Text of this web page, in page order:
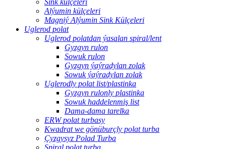
Alýumin külçeleri
Magniý Alýumin Sink Külçeleri
Uglerod polat
Uglerod polatdan ýasalan spiral/lent
Gyzgyn rulon
Sowuk rulon
Gyzgyn ýaýradylan zolak
Sowuk ýaýradylan zolak
Uglerodly polat list/plastinka
Gyzgyn rulonly plastinka
Sowuk haddelenmiş list
Dama-dama tarelka
ERW polat turbasy
Kwadrat we gönüburçly polat turba
Çyzgysyz Polad Turba
Spiral polat turba